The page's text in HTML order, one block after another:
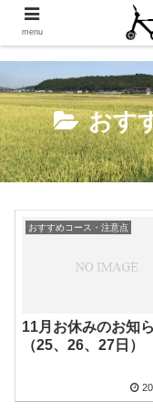
おす
おすすめコース・注意点
11月お休みのお知
（25、26、27日）
menu